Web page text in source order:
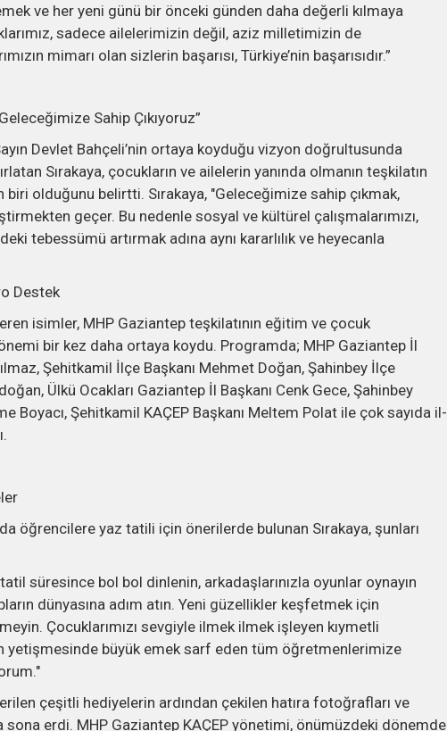
ve her yeni günü bir önceki günden daha değerli kılmaya
sadece ailelerimizin değil, aziz milletimizin de
mimarı olan sizlerin başarısı, Türkiye’nin başarısıdır.”
Sahip Çıkıyoruz”
Devlet Bahçeli’nin ortaya koyduğu vizyon doğrultusunda
Sırakaya, çocukların ve ailelerin yanında olmanın teşkilatın
olduğunu belirtti. Sırakaya, "Geleceğimize sahip çıkmak,
geçer. Bu nedenle sosyal ve kültürel çalışmalarımızı,
tebessümü artırmak adına aynı kararlılık ve heyecanla
Destek
isimler, MHP Gaziantep teşkilatının eğitim ve çocuk
bir kez daha ortaya koydu. Programda; MHP Gaziantep İl
Şehitkamil İlçe Başkanı Mehmet Doğan, Şahinbey İlçe
Ülkü Ocakları Gaziantep İl Başkanı Cenk Gece, Şahinbey
Boyacı, Şehitkamil KAÇEP Başkanı Meltem Polat ile çok sayıda il-
öğrencilere yaz tatili için önerilerde bulunan Sırakaya, şunları
süresince bol bol dinlenin, arkadaşlarınızla oyunlar oynayın
dünyasına adım atın. Yeni güzellikler keşfetmek için
Çocuklarımızı sevgiyle ilmek ilmek işleyen kıymetli
yetişmesinde büyük emek sarf eden tüm öğretmenlerimize
çeşitli hediyelerin ardından çekilen hatıra fotoğrafları ve
erdi. MHP Gaziantep KAÇEP yönetimi, önümüzdeki dönemde